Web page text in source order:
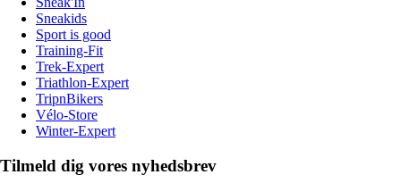
Sneakids
Sport is good
Training-Fit
Trek-Expert
Triathlon-Expert
TripnBikers
Vélo-Store
Winter-Expert
Tilmeld dig vores nyhedsbrev